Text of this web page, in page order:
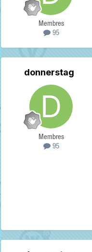
Membres
95
donnerstag
Membres
95